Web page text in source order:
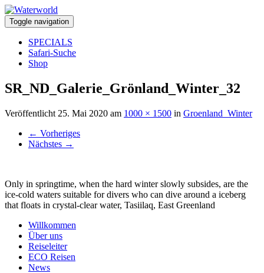
Toggle navigation
SPECIALS
Safari-Suche
Shop
SR_ND_Galerie_Grönland_Winter_32
Veröffentlicht 25. Mai 2020 am 1000 × 1500 in Groenland_Winter
← Vorheriges
Nächstes →
Only in springtime, when the hard winter slowly subsides, are the
ice-cold waters suitable for divers who can dive around a iceberg
that floats in crystal-clear water, Tasiilaq, East Greenland
Willkommen
Über uns
Reiseleiter
ECO Reisen
News